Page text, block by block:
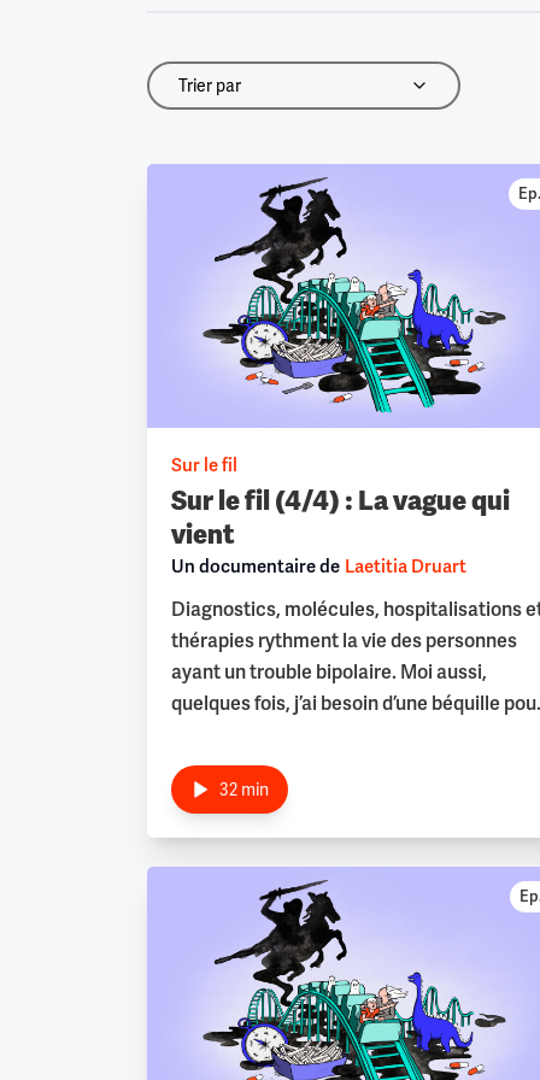
Trier par
Trier par
Sur le fil (4/4) : La vague qui
vient
Sur le fil
Un documentaire de Laetitia Druart
Diagnostics, molécules, hospitalisations
thérapies rythment la vie des personnes
ayant un trouble bipolaire. Moi aussi,
quelques fois, j’ai besoin d’une béquille
mathématique difficile à résoudre. Parce
que je suis « une personne à risque » comme
accouchement pourrait bien venir tout
bouleverser.
Depuis toujours, je suis persuadée qu’une
malédiction plane sur sa famille. Elle a tué
mon grand-père, ma grand-mère et a
presque failli avoir ma mère. Et si cette
32 min